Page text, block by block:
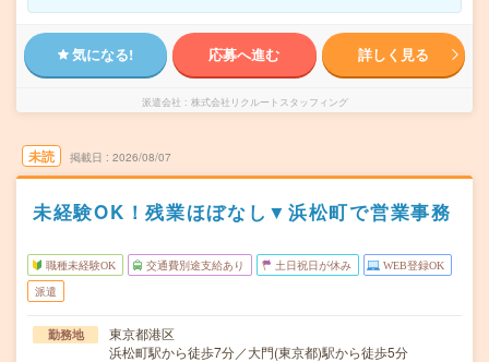
気になる! 応募へ進む 詳しく見る
派遣会社 株式会社リクルートスタッフィング
未読 掲載日 2026/08/07
未経験OK！残業ほぼなし▼浜松町で営業事務
職種未経験OK 交通費別途支給あり 土日祝日が休み WEB登録OK
派遣
勤務地
東京都港区
浜松町駅から徒歩7分／大門(東京都)駅から徒歩5分